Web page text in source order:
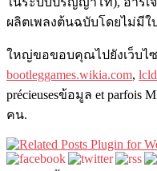
ผลิตเพลงต้นฉบับโดยไม่มี
ใหญ่ขอขอบคุณไปยังเว็บไ
bootleggames.wikia.com,
précieusesข้อมูล et
คน.